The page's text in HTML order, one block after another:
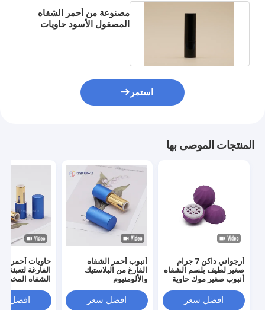
مصنوعة من أحمر الشفاه
المصقول الأسود حاويات
استمر
المنتجات الموصى بها
أرجواني داكن 7 جرام
صغير لطيف بلسم الشفاه
أنبوب صغير موك حاوية
أنبوب
افضل سعر
أنبوب أحمر الشفاه
الفارغ من البلاستيك
والألومنيوم
افضل سعر
حاويات أحمر
الفارغة لتعبئة
افضل